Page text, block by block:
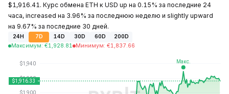
$1,916.41. Курс обмена ETH к USD up на 0.15% за последние 24
часа, increased на 3.96% за последнюю неделю и slightly upward
на 9.67% за последние 30 дней.
24H 7D 14D 30D 60D
200D
Максимум: €1,928.81 Минимум: €1,837.66